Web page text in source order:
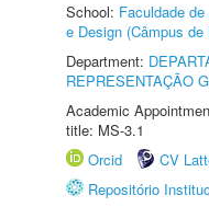
School: Faculdade
e Design (Câmpus de
Department:
REPRESENTAÇÃO
Academic
title: MS-3.1
Orcid
CV
Repositório